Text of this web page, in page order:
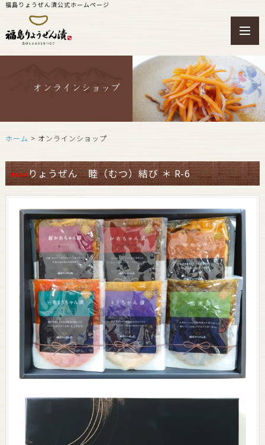
福島りょうぜん漬公式ホームページ
ホーム > オンラインショップ
りょうぜん 睦（むつ）結び ＊ R-6